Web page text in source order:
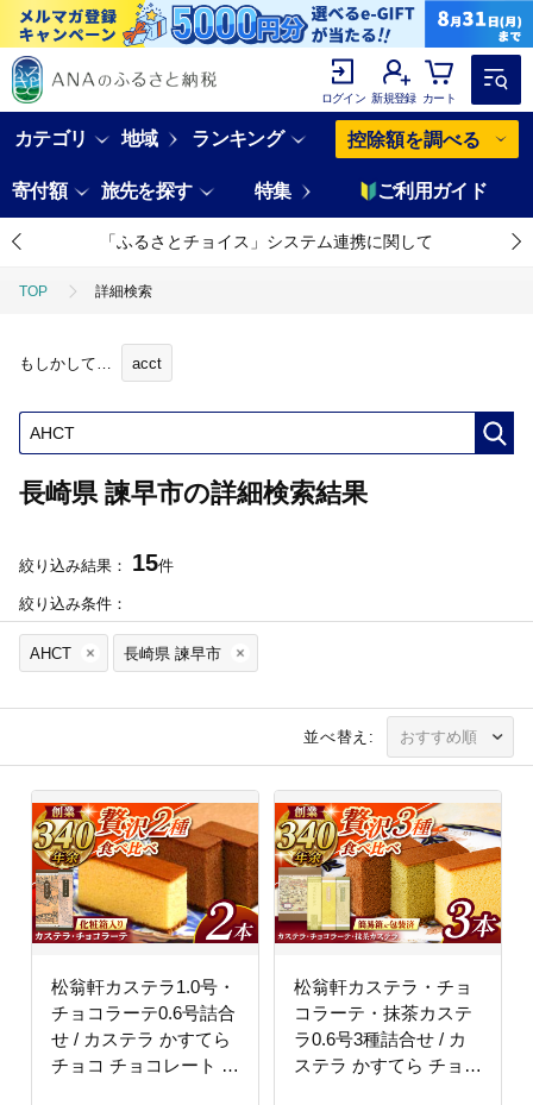
ログイン 新規登録 カート
カテゴリ 地域 ランキング 控除額を調べる
寄付額 旅先を探す 特集 ご利用ガイド
「ふるさとチョイス」システム連携に関して
TOP 詳細検索
もしかして… acct
長崎県 諫早市の詳細検索結果
絞り込み結果： 15件
絞り込み条件：
AHCT 長崎県 諫早市
並べ替え:
松翁軒カステラ1.0号・
チョコラーテ0.6号詰合
せ / カステラ かすてら
チョコ チョコレート チ
松翁軒カステラ・チョ
コラーテ・抹茶カステ
ラ0.6号3種詰合せ / カ
ステラ かすてら チョコ